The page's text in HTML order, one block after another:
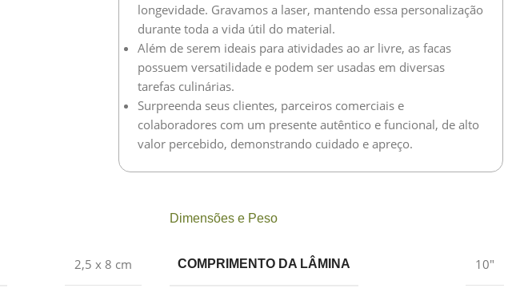
longevidade. Gravamos a laser, mantendo essa personalização
durante toda a vida útil do material.
Além de serem ideais para atividades ao ar livre, as facas
possuem versatilidade e podem ser usadas em diversas
tarefas culinárias.
Surpreenda seus clientes, parceiros comerciais e
colaboradores com um presente autêntico e funcional, de alto
valor percebido, demonstrando cuidado e apreço.
2,5 x 8 cm
Dimensões e Peso
COMPRIMENTO DA LÂMINA 10″